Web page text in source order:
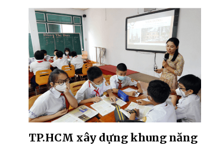
TP.HCM xây dựng khung năng